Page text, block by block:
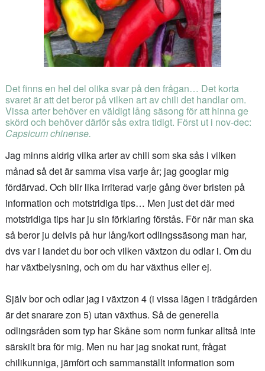
Det finns en hel del olika svar på den frågan… Det korta
svaret är att det beror på vilken art av chili det handlar om.
Vissa arter behöver en väldigt lång säsong för att hinna ge
skörd och behöver därför sås extra tidigt. Först ut i nov-dec:
Capsicum chinense.
Jag minns aldrig vilka arter av chili som ska sås i vilken
månad så det är samma visa varje år; jag googlar mig
fördärvad. Och blir lika irriterad varje gång över bristen på
information och motstridiga tips… Men just det där med
motstridiga tips har ju sin förklaring förstås. För när man ska
så beror ju delvis på hur lång/kort odlingssäsong man har,
dvs var i landet du bor och vilken växtzon du odlar i. Om du
har växtbelysning, och om du har växthus eller ej.
Själv bor och odlar jag i växtzon 4 (i vissa lägen i trädgården
är det snarare zon 5) utan växthus. Så de generella
odlingsråden som typ har Skåne som norm funkar alltså inte
särskilt bra för mig. Men nu har jag snokat runt, frågat
chilikunniga, jämfört och sammanställt information som